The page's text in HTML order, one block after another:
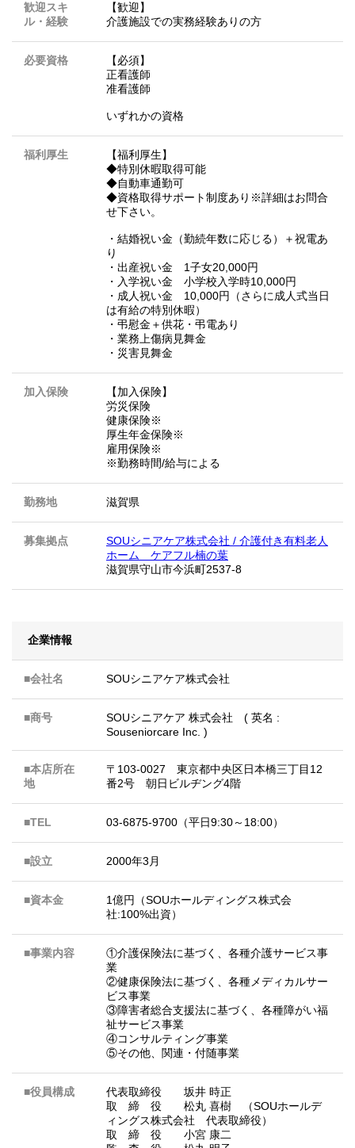
歓迎スキ
ル・経験
【歓迎】
介護施設での実務経験ありの方
必要資格
【必須】
正看護師
准看護師
いずれかの資格
福利厚生
【福利厚生】
◆特別休暇取得可能
◆自動車通勤可
◆資格取得サポート制度あり※詳細はお問合
せ下さい。
・結婚祝い金（勤続年数に応じる）＋祝電あ
り
・出産祝い金 1子女20,000円
・入学祝い金 小学校入学時10,000円
・成人祝い金 10,000円（さらに成人式当日
は有給の特別休暇）
・弔慰金＋供花・弔電あり
・業務上傷病見舞金
・災害見舞金
加入保険
【加入保険】
労災保険
健康保険※
厚生年金保険※
雇用保険※
※勤務時間/給与による
勤務地 滋賀県
募集拠点
SOUシニアケア株式会社 / 介護付き有料老人
ホーム ケアフル楠の葉
滋賀県守山市今浜町2537-8
企業情報
■会社名 SOUシニアケア株式会社
■商号
SOUシニアケア 株式会社 ( 英名 :
Souseniorcare Inc. )
■本店所在
地
〒103-0027 東京都中央区日本橋三丁目12
番2号 朝日ビルヂング4階
■TEL 03-6875-9700（平日9:30～18:00）
■設立 2000年3月
■資本金
1億円（SOUホールディングス株式会
社:100%出資）
■事業内容
①介護保険法に基づく、各種介護サービス事
業
②健康保険法に基づく、各種メディカルサー
ビス事業
③障害者総合支援法に基づく、各種障がい福
祉サービス事業
④コンサルティング事業
⑤その他、関連・付随事業
■役員構成
代表取締役 坂井 時正
取 締 役 松丸 喜樹 （SOUホールデ
ィングス株式会社 代表取締役）
取 締 役 小宮 康二